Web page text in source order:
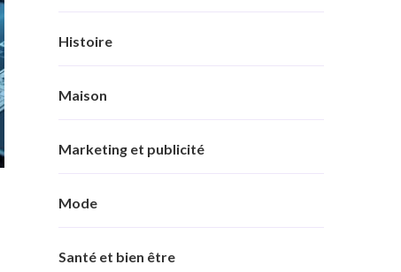
Histoire
Maison
Marketing et publicité
Mode
Santé et bien être